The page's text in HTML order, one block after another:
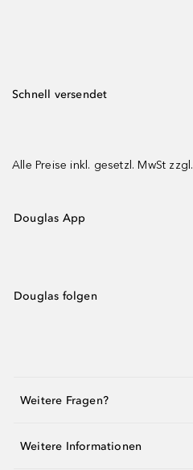
Schnell versendet
Alle Preise inkl. gesetzl. MwSt zzgl.
Douglas App
Douglas folgen
Weitere Fragen?
Weitere Informationen